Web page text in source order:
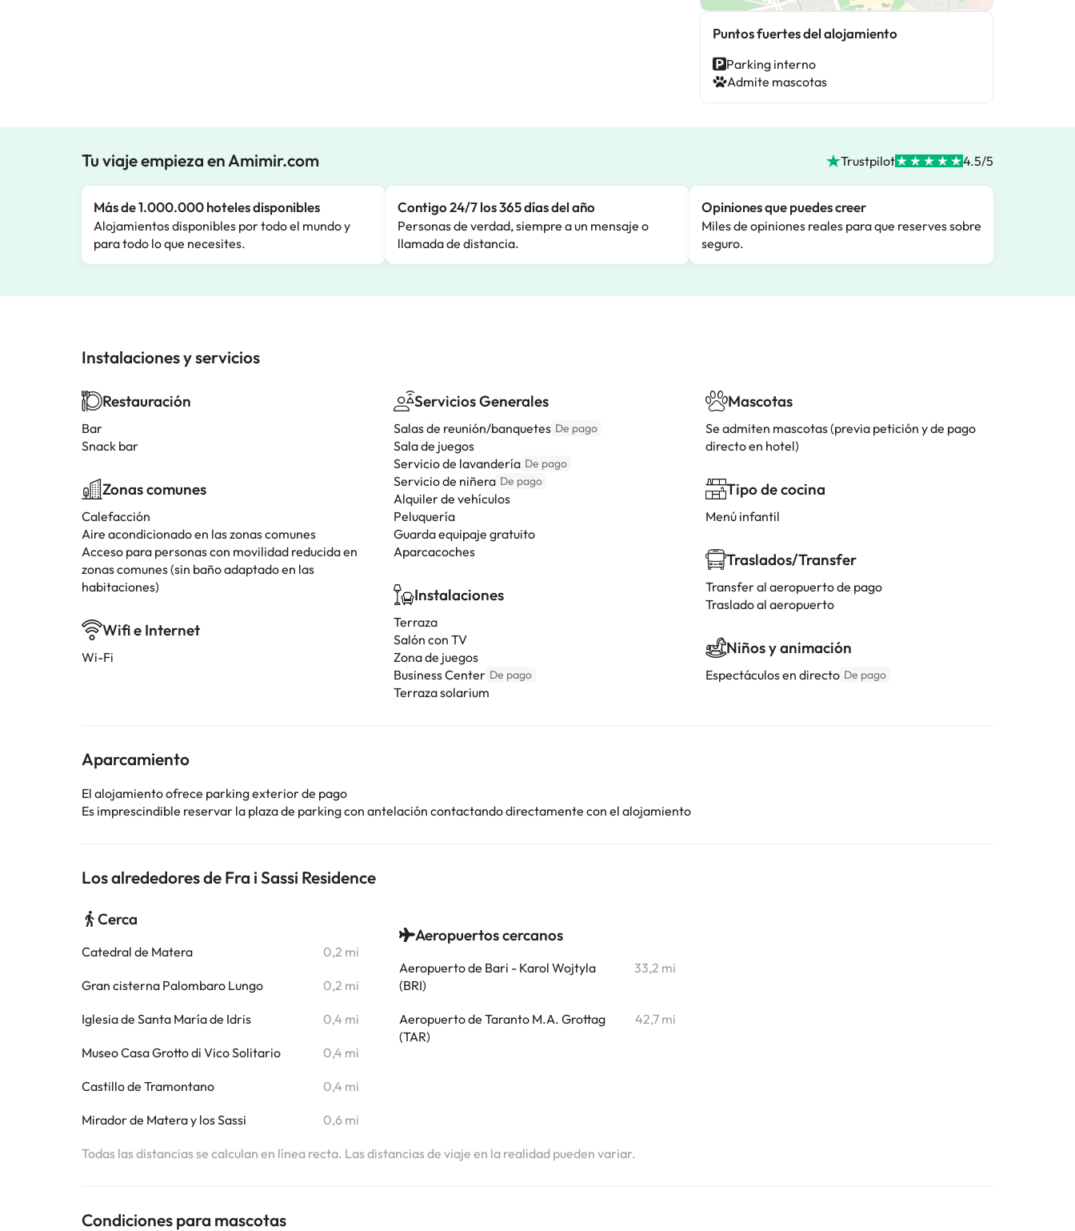
Puntos fuertes del alojamiento
Parking interno
Admite mascotas
Tu viaje empieza en Amimir.com Trustpilot 4.5/5
Más de 1.000.000 hoteles disponibles
Alojamientos disponibles por todo el mundo y
para todo lo que necesites.
Contigo 24/7 los 365 días del año
Personas de verdad, siempre a un mensaje o
llamada de distancia.
Opiniones que puedes creer
Miles de opiniones reales para que reserves sobre
seguro.
Instalaciones y servicios
Restauración
Bar
Snack bar
Zonas comunes
Calefacción
Aire acondicionado en las zonas comunes
Acceso para personas con movilidad reducida en
zonas comunes (sin baño adaptado en las
habitaciones)
Wifi e Internet
Wi-Fi
Servicios Generales
Salas de reunión/banquetes De pago
Sala de juegos
Servicio de lavandería De pago
Servicio de niñera De pago
Alquiler de vehículos
Peluquería
Guarda equipaje gratuito
Aparcacoches
Instalaciones
Terraza
Salón con TV
Zona de juegos
Business Center De pago
Terraza solarium
Mascotas
Se admiten mascotas (previa petición y de pago
directo en hotel)
Tipo de cocina
Menú infantil
Traslados/Transfer
Transfer al aeropuerto de pago
Traslado al aeropuerto
Niños y animación
Espectáculos en directo De pago
Aparcamiento
El alojamiento ofrece parking exterior de pago
Es imprescindible reservar la plaza de parking con antelación contactando directamente con el alojamiento
Los alrededores de Fra i Sassi Residence
Cerca
Catedral de Matera 0,2 mi
Gran cisterna Palombaro Lungo 0,2 mi
Iglesia de Santa María de Idris 0,4 mi
Museo Casa Grotto di Vico Solitario 0,4 mi
Castillo de Tramontano 0,4 mi
Mirador de Matera y los Sassi 0,6 mi
Aeropuertos cercanos
Aeropuerto de Bari - Karol Wojtyla
(BRI)
33,2 mi
Aeropuerto de Taranto M.A. Grottag
(TAR)
42,7 mi
Todas las distancias se calculan en línea recta. Las distancias de viaje en la realidad pueden variar.
Condiciones para mascotas